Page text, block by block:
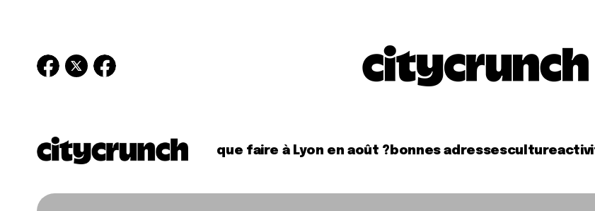
que faire à Lyon en août ? bonnes adressesculture